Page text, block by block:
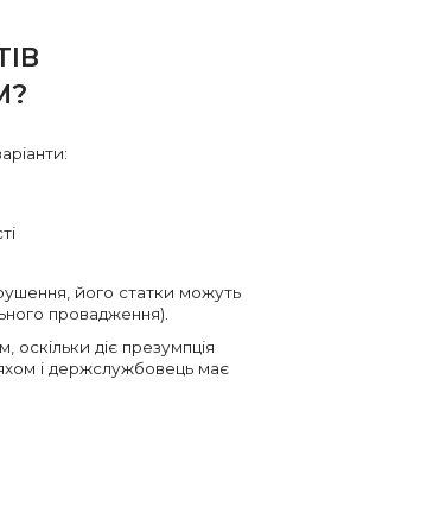
його статки можуть
провадження).
діє презумпція
і держслужбовець має